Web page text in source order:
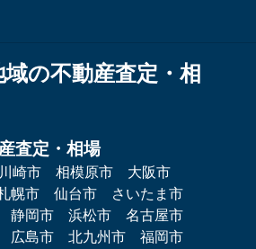
の不動産査定・相
査定・相場
川崎市 相模原市
大阪市
幌市 仙台市
さいたま市
静岡市 浜松市
名古屋市
広島市 北九州市
福岡市